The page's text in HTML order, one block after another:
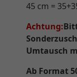
45 cm =
Achtung:
Umtausch
Ab Format